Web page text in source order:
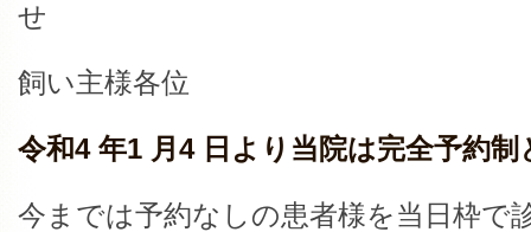
せ
飼い主様各位
令和4 年1 月4 日より当院は完全予約
今までは予約なしの患者様を当日枠で